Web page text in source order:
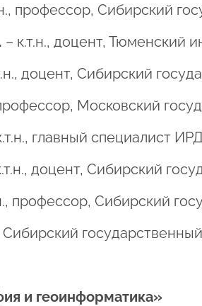
профессор, Сибирский
– к.т.н., доцент, Тюменский
доцент, Сибирский
Московский
главный специалист
доцент, Сибирский
профессор, Сибирский
Сибирский
и геоинформатика»